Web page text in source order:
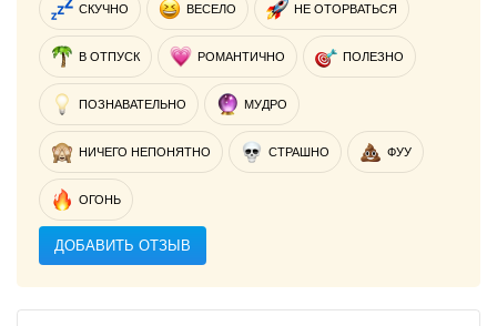
СКУЧНО ВЕСЕЛО НЕ ОТОРВАТЬСЯ
В ОТПУСК РОМАНТИЧНО ПОЛЕЗНО
ПОЗНАВАТЕЛЬНО МУДРО
НИЧЕГО НЕПОНЯТНО СТРАШНО ФУУ
ОГОНЬ
ДОБАВИТЬ ОТЗЫВ